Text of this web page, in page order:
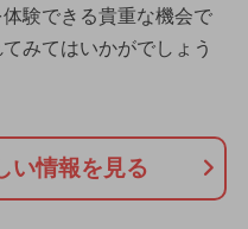
験できる貴重な機会で
みてはいかがでしょう
い情報を見る